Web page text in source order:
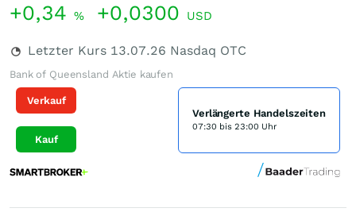
+0,34 % +0,0300 USD
Letzter Kurs 13.07.26 Nasdaq OTC
Bank of Queensland Aktie kaufen
Verkauf
Kauf
Verlängerte Handelszeiten
07:30 bis 23:00 Uhr